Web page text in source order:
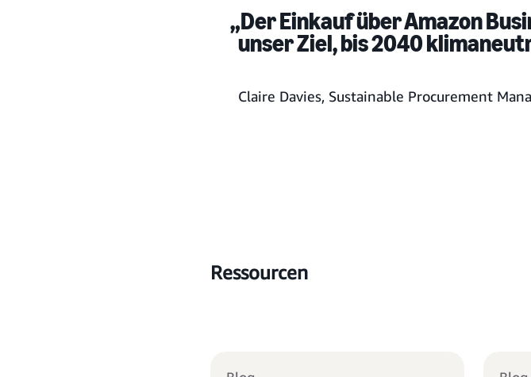
„Der Einkauf über Amazon
unser Ziel, bis 2040
Claire Davies, Sustainable Procurement
Ressourcen